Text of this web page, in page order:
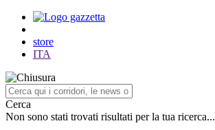
store
ITA
Cerca
Non sono stati trovati risultati per la tua ricerca...